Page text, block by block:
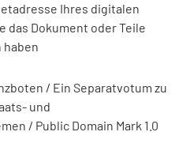
Ihres digitalen
das Dokument oder Teile
haben
/ Ein Separatvotum zu
und
/ Public Domain Mark 1.0